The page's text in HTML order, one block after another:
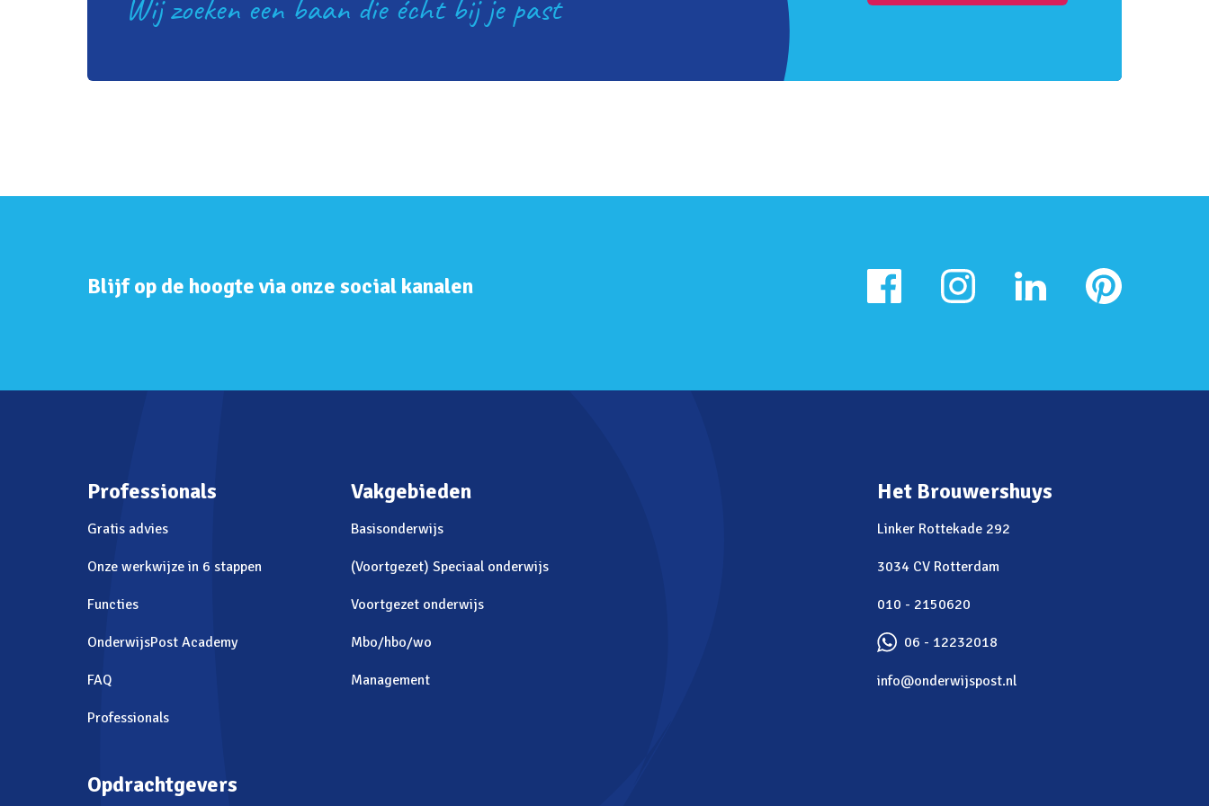
Wij zoeken een baan die écht bij je past
Blijf op de hoogte via onze social kanalen
Professionals
Gratis advies
Onze werkwijze in 6 stappen
Functies
OnderwijsPost Academy
FAQ
Professionals
Opdrachtgevers
Vakgebieden
Basisonderwijs
(Voortgezet) Speciaal onderwijs
Voortgezet onderwijs
Mbo/hbo/wo
Management
Het Brouwershuys
Linker Rottekade 292
3034 CV Rotterdam
010 - 2150620
06 - 12232018
info@onderwijspost.nl